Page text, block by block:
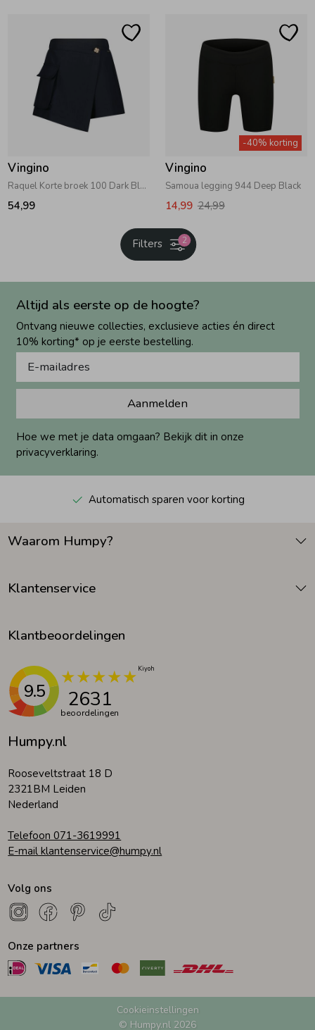
Vingino
Raquel Korte broek 100 Dark Blue
54,99
-40% korting
Vingino
Samoua legging 944 Deep Black
14,99 24,99
2
Filters
Altijd als eerste op de hoogte?
Ontvang nieuwe collecties, exclusieve acties én direct
10% korting* op je eerste bestelling.
Aanmelden
Hoe we met je data omgaan? Bekijk dit in onze
privacyverklaring.
Automatisch sparen voor korting
Humpy.nl
Rooseveltstraat 18 D
2321BM Leiden
Nederland
Telefoon 071-3619991
E-mail klantenservice@humpy.nl
Waarom Humpy?
Klantenservice
Klantbeoordelingen
9.5 2631
beoordelingen
Volg ons
Onze partners
Cookieinstellingen
© Humpy.nl 2026